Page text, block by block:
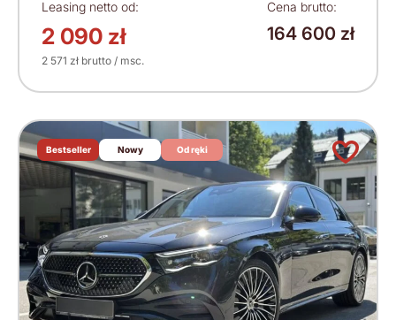
Leasing netto od:
2 090 zł
2 571 zł brutto / msc.
Cena brutto:
164 600 zł
Bestseller Nowy Od ręki